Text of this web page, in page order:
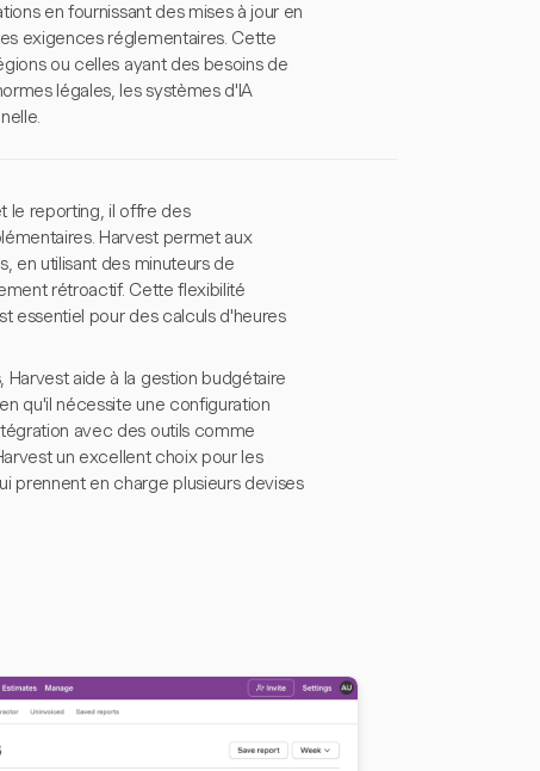
en fournissant des mises à jour en
exigences réglementaires. Cette
ou celles ayant des besoins de
légales, les systèmes d'IA
le reporting, il offre des
Harvest permet aux
en utilisant des minuteurs de
rétroactif. Cette flexibilité
essentiel pour des calculs d'heures
aide à la gestion budgétaire
qu'il nécessite une configuration
avec des outils comme
un excellent choix pour les
prennent en charge plusieurs devises